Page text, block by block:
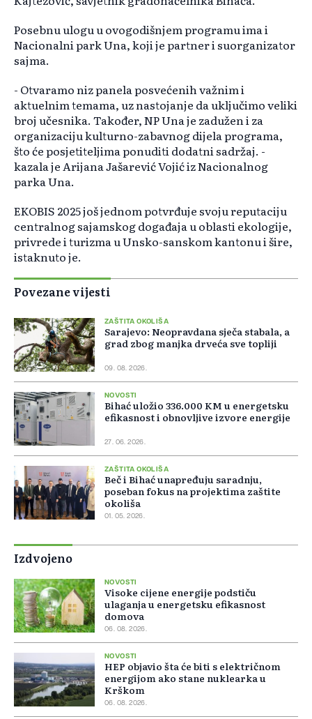
Posebnu ulogu u ovogodišnjem programu ima i
Nacionalni park Una, koji je partner i suorganizator
sajma.
- Otvaramo niz panela posvećenih važnim i
aktuelnim temama, uz nastojanje da uključimo veliki
broj učesnika. Također, NP Una je zadužen i za
organizaciju kulturno-zabavnog dijela programa,
što će posjetiteljima ponuditi dodatni sadržaj. -
kazala je Arijana Jašarević Vojić iz Nacionalnog
parka Una.
EKOBIS 2025 još jednom potvrđuje svoju reputaciju
centralnog sajamskog događaja u oblasti ekologije,
privrede i turizma u Unsko-sanskom kantonu i šire,
istaknuto je.
Povezane vijesti
ZAŠTITA OKOLIŠA
Sarajevo: Neopravdana sječa stabala, a
grad zbog manjka drveća sve topliji
09. 08. 2026.
NOVOSTI
Bihać uložio 336.000 KM u energetsku
efikasnost i obnovljive izvore energije
27. 06. 2026.
ZAŠTITA OKOLIŠA
Beč i Bihać unapređuju saradnju,
poseban fokus na projektima zaštite
okoliša
01. 05. 2026.
Izdvojeno
NOVOSTI
Visoke cijene energije podstiču
ulaganja u energetsku efikasnost
domova
06. 08. 2026.
NOVOSTI
HEP objavio šta će biti s električnom
energijom ako stane nuklearka u
Krškom
06. 08. 2026.